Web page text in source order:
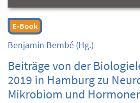
E-Book
Benjamin Bembé (Hg.)
Beiträge von der
2019 in Hamburg zu
Mikrobiom und